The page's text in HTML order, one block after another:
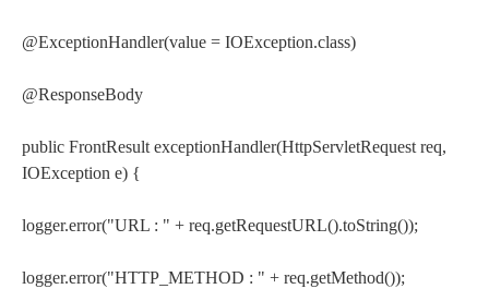
@ExceptionHandler(value = IOException.class)
@ResponseBody
public FrontResult exceptionHandler(HttpServletRequest req,
IOException e) {
logger.error("URL : " + req.getRequestURL().toString());
logger.error("HTTP_METHOD : " + req.getMethod());